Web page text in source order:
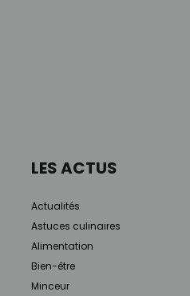
LES ACTUS
Actualités
Astuces culinaires
Alimentation
Bien-être
Minceur